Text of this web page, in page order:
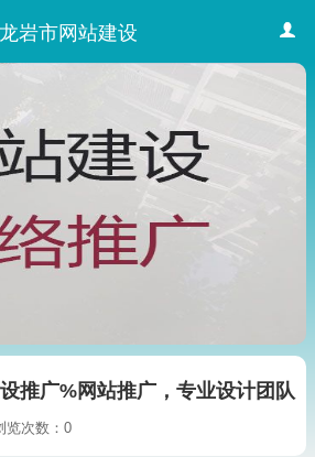
龙岩市网站建设
推广%网站推广，专业设计团队
览次数：0